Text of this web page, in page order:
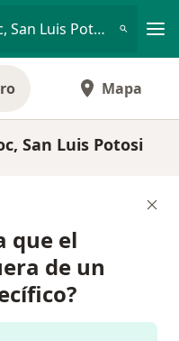
Psicólogo • Cuauhtemoc, San Luis Potosi, San Luis Potosí
Mapa
San Luis Potosi
que el
de un